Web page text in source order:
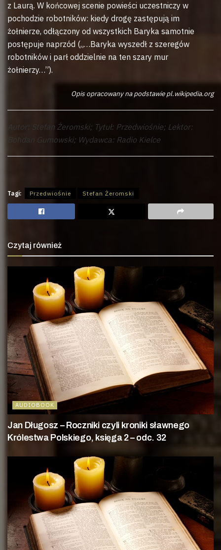
z Laurą. W końcowej scenie powieści uczestniczy w
pochodzie robotników: kiedy drogę zastępują im
żołnierze, odłączony od wszystkich Baryka samotnie
postępuje naprzód („…Baryka wyszedł z szeregów
robotników i parł oddzielnie na ten szary mur
żołnierzy…”).
Opis opracowany na podstawie pl.wikipedia.org
Autor: Stefan Żeromski; Tytuł: Przedwiośnie; Lektor:
Bohdan Gumowski; Wydawca: Radio Kielce
Tagi: Przedwiośnie Stefan Żeromski
Czytaj również
AUDIOBOOK
Jan Długosz – Roczniki czyli kroniki sławnego
Królestwa Polskiego, księga 2 – odc. 32